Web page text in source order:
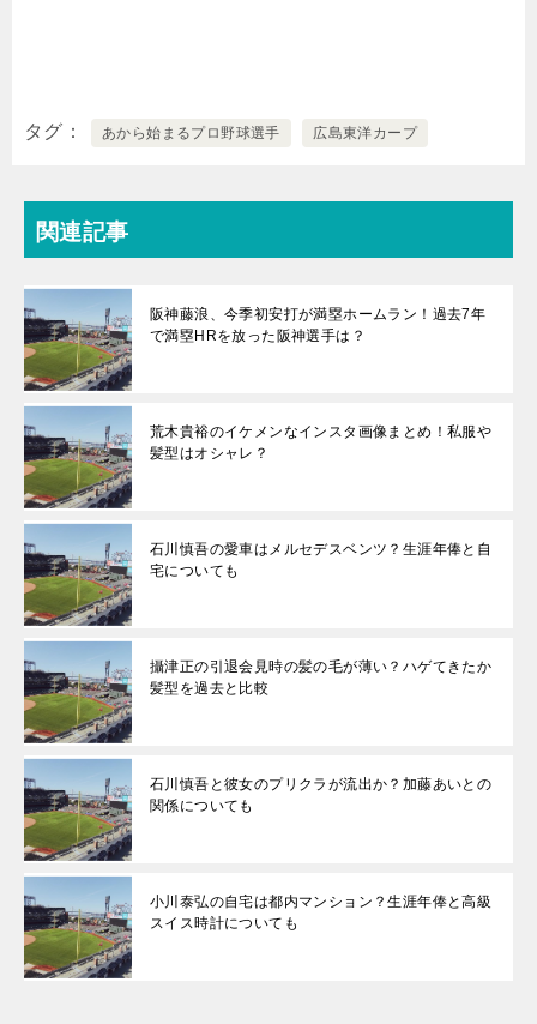
タグ あから始まるプロ野球選手 広島東洋カープ
関連記事
阪神藤浪、今季初安打が満塁ホームラン！過去7年
で満塁HRを放った阪神選手は？
荒木貴裕のイケメンなインスタ画像まとめ！私服や
髪型はオシャレ？
石川慎吾の愛車はメルセデスベンツ？生涯年俸と自
宅についても
攝津正の引退会見時の髪の毛が薄い？ハゲてきたか
髪型を過去と比較
石川慎吾と彼女のプリクラが流出か？加藤あいとの
関係についても
小川泰弘の自宅は都内マンション？生涯年俸と高級
スイス時計についても